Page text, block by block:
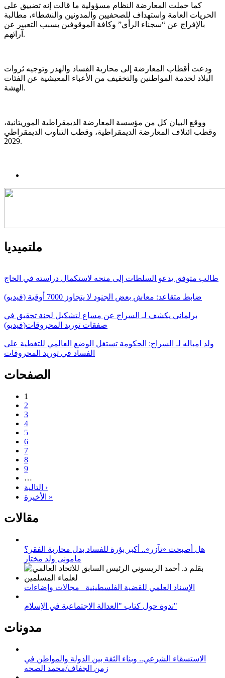
كما حملت المعارضة النظام مسؤولية ما قالت إنه تضييق على
الحريات العامة واستهداف للصحفيين والمدونين والنشطاء، مطالبة
بالإفراج عن “سجناء الرأي” وكافة الموقوفين بسبب التعبير عن
آرائهم.
ودعت أقطاب المعارضة إلى محاربة الفساد والهدر وتوجيه ثروات
البلاد لخدمة المواطنين والتخفيف من الأعباء المعيشية عن الفئات
الهشة.
ووقع البيان كل من مؤسسة المعارضة الديمقراطية الموريتانية،
وقطب ائتلاف المعارضة الديمقراطية، وقطب التناوب الديمقراطي
2029.
ملتميديا
طالب متوفق يدعو السلطات إلى منحه لاستكمال دراسته في الخاج
ضابط متقاعد: معاش بعض الجنود لا يتجاوز 7000 أوقية (فيديو)
برلماني يكشف لـ السراج عن مساع لتشكيل لجنة تحقيق في
صفقات توريد المحروقات(فيديو)
ولد امباله لـ السراج: الحكومة تستغل الوضع العالمي للتغطية على
الفساد في توريد المحروقات
الصفحات
1
2
3
4
5
6
7
8
9
…
التالية ›
الأخيرة »
مقالات
هل أصبحت «تآزر».. أكبر بؤرة للفساد بدل محاربة الفقر؟
مامونى ولد مختار
الإسناد العلمي للقضية الفلسطينية_ مجالات وإضاءات
ندوة حول كتاب "العدالة الاجتماعية في الإسلام"
مدونات
الاستسقاء الشرعي.. وبناء الثقة بين الدولة والمواطن في
زمن الجفاف/محمد الصحه